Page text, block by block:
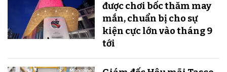
được chơi bốc thăm may
mắn, chuẩn bị cho sự
kiện cực lớn vào tháng 9
tới